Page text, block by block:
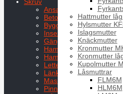
Hattmutter
Hylsmutter
Islagsmutter
Knäckmutter
Kronmutter
Kronmutter
Kupolmutter
Låsmuttrar
FLM6M
HLM6M
Ansatsskruvar
Betongskruv
Byggplåtskruv
Insexskruv
Gängpressande skruv
Hammarskruv
Hammarskruv HS
Letterskruv
Länkskruv
Maskinskruv
Pinnskruv